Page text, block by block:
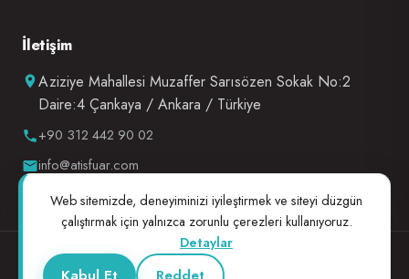
İletişim
Aziziye Mahallesi Muzaffer Sarısözen Sokak No:2
Daire:4 Çankaya / Ankara / Türkiye
+90 312 442 90 02
info@atisfuar.com
© 2026 ATİS Fuarcılık A.Ş. — Tüm hakları saklıdır.
Web sitemizde, deneyiminizi iyileştirmek ve siteyi düzgün
çalıştırmak için yalnızca zorunlu çerezleri kullanıyoruz.
Detaylar